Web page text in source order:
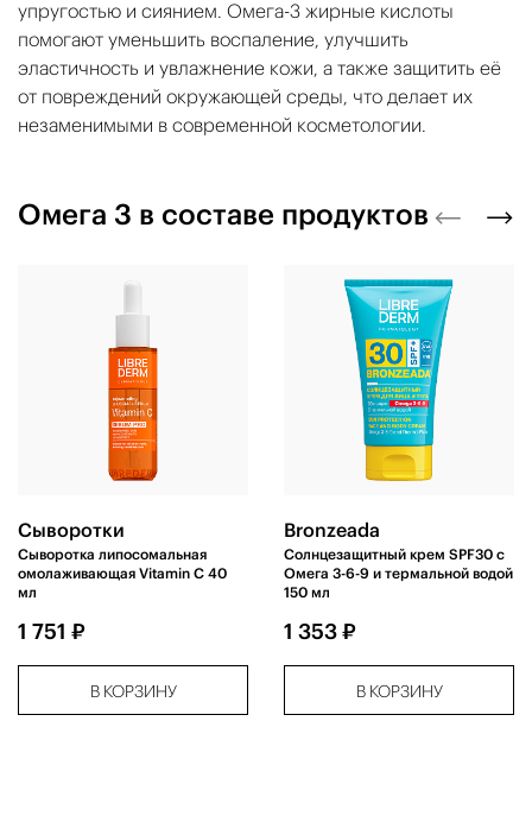
упругостью и сиянием. Омега-3 жирные кислоты
помогают уменьшить воспаление, улучшить
эластичность и увлажнение кожи, а также защитить её
от повреждений окружающей среды, что делает их
незаменимыми в современной косметологии.
Омега 3 в составе продуктов
Сыворотки
Сыворотка липосомальная
омолаживающая Vitamin C 40
мл
1 751 ₽
В КОРЗИНУ
Bronzeada
Солнцезащитный крем SPF30 с
Омега 3-6-9 и термальной водой
150 мл
1 353 ₽
В КОРЗИНУ